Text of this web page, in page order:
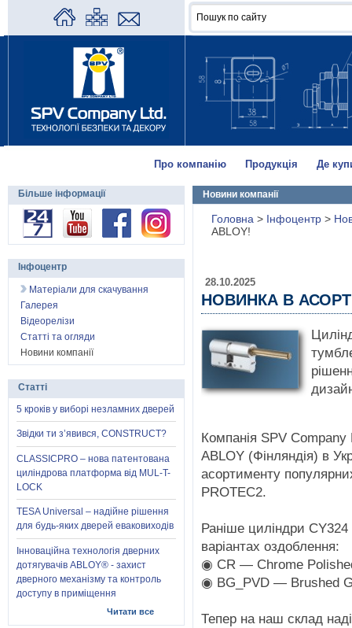
Про компанію Продукція Де
Новини компанії
Головна > Інфоцентр >
ABLOY!
28.10.2025
НОВИНКА В
Компанія SPV Company
ABLOY (Фінляндія) в
асортименту
PROTEC2.
Раніше циліндри
варіантах оздоблення:
◉ CR — Chrome
◉ BG_PVD — Brushed
Тепер на наш склад
Більше інформації
Інфоцентр
Матеріали для скачування
Галерея
Відеорелізи
Статті та огляди
Новини компанії
Статті
5 кроків у виборі незламних дверей
Звідки ти з’явився, CONSTRUCT?
CLASSICPRO – нова патентована
циліндрова платформа від MUL-T-
LOCK
TESA Universal – надійне рішення
для будь-яких дверей еваковиходів
Інноваційна технологія дверних
дотягувачів ABLOY® - захист
дверного механізму та контроль
доступу в приміщення
Читати все